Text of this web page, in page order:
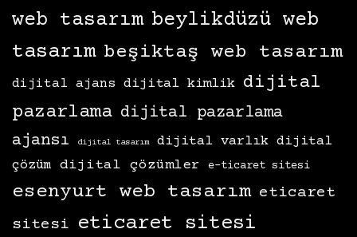
web tasarım beylikdüzü web
tasarım beşiktaş web tasarım
dijital ajans dijital kimlik dijital
pazarlama dijital pazarlama
ajansı
dijital tasarım dijital varlık dijital
çözüm dijital çözümler e-ticaret sitesi
esenyurt web tasarım eticaret
sitesi eticaret sitesi